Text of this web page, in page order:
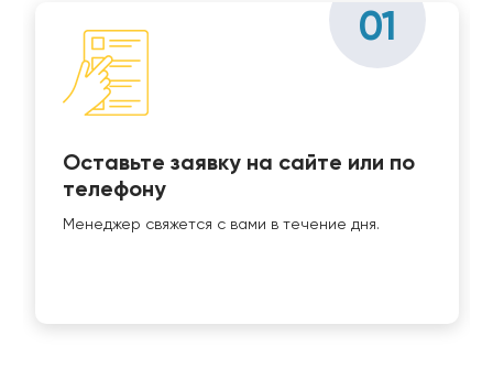
01
Оставьте заявку на сайте или по
телефону
Менеджер свяжется с вами в течение дня.